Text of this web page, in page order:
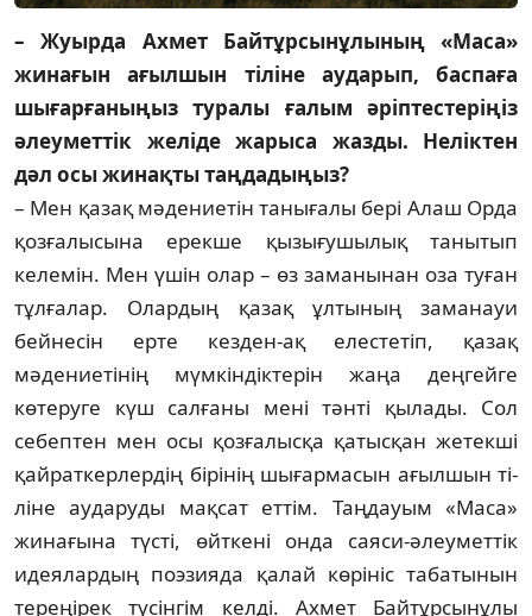
– Жуырда Ахмет Байтұрсынұлының «Маса»
жинағын ағылшын тіліне ау­дарып, бас­паға
шығарғаныңыз туралы ға­лым әріп­тестеріңіз
әлеуметтік желіде жарыса жазды. Неліктен
дәл осы жи­нақ­ты таңдадыңыз?
– Мен қазақ мәдениетін танығалы бері Алаш Орда
қозғалысына ерекше қызығу­шы­лық танытып
келемін. Мен үшін олар – өз за­манынан оза туған
тұлғалар. Олардың қа­зақ ұлтының заманауи
бейнесін ерте кез­ден-ақ елестетіп, қазақ
мәдениетінің мүм­кін­діктерін жаңа деңгейге
көтеруге күш сал­ғаны мені тәнті қылады. Сол
себептен мен осы қозғалысқа қатысқан жетекші
қай­рат­керлердің бірінің шығармасын ағылшын ті­
ліне аударуды мақсат еттім. Таңдауым «Ма­са»
жинағына түсті, өйткені онда саяси-әлеуметтік
идеялардың поэзияда қалай көрі­ніс табатынын
тереңірек түсінгім келді. Ах­мет Байтұрсынұлы